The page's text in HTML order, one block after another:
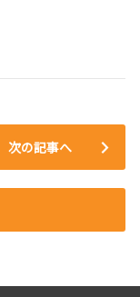
次の記事へ